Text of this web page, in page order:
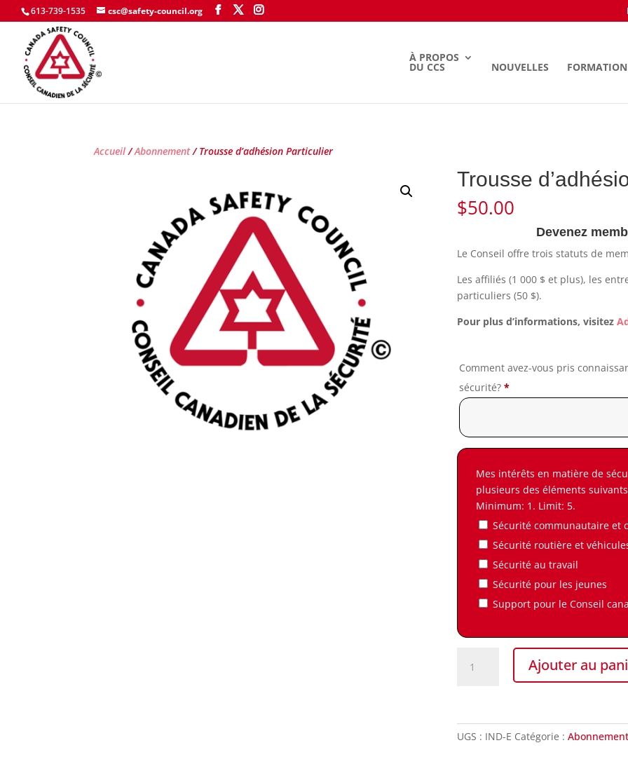
613-739-1535 csc@safety-council.org
À PROPOS
DU CCS NOUVELLES FORMATION
Accueil/Abonnement/ Trousse d’adhésion Particulier
Trousse
$50.00
Devenez
Le Conseil offre trois statuts de
Les affiliés (1 000 $ et plus), les
particuliers (50 $).
Pour plus d’informations, visitez
Comment avez-vous pris
sécurité? *
Mes intérêts en matière de
plusieurs des éléments
Minimum: 1. Limit: 5.
Sécurité communautaire et
Sécurité routière et
Sécurité au travail
Sécurité pour les jeunes
Support pour le Conseil
Ajouter au
UGS : IND-E Catégorie : Abonnement